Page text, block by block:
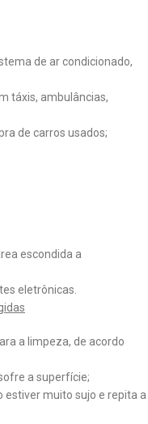
de ar condicionado,
táxis, ambulâncias,
de carros usados;
escondida a
eletrônicas.
a limpeza, de acordo
a superfície;
estiver muito sujo e repita a